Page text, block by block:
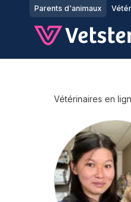
Jump to main content
Parents d'animaux
Vétérinaires en